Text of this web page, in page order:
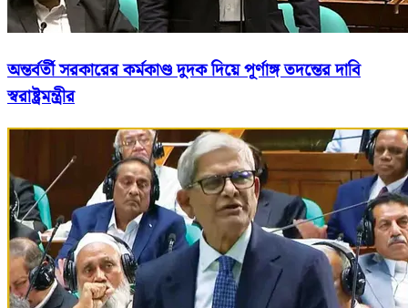
অন্তর্বর্তী সরকারের কর্মকাণ্ড দুদক দিয়ে পূর্ণাঙ্গ তদন্তের দাবি
স্বরাষ্ট্রমন্ত্রীর